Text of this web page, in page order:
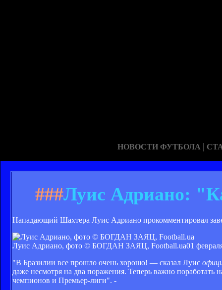
НОВОСТИ ФУТБОЛА |
###Луис Адриано:
Нападающий Шахтера Луис Адриано прокомментировал
Луис Адриано, фото © БОГДАН ЗАЯЦ, Football.ua01
"В Бразилии все прошло очень хорошо! — сказал Луис
даже несмотря на два поражения. Теперь важно
чемпионов и Премьер-лиги". -